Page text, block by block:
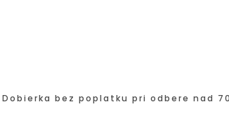
Dobierka bez poplatku pri odbere nad